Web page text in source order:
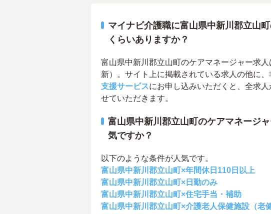
マイナビ介護職に富山県中新川郡立山
くらいありますか？
富山県中新川郡立山町のケアマネージャー求
新）。サイト上に掲載されている求人の他に、
支援サービスにお申し込みいただくと、全求
せていただきます。
富山県中新川郡立山町のケアマネージ
気ですか？
以下のような条件が人気です。
富山県中新川郡立山町×年間休日110日以上
富山県中新川郡立山町×日勤のみ
富山県中新川郡立山町×住宅手当・補助
富山県中新川郡立山町×介護老人保健施設（老健